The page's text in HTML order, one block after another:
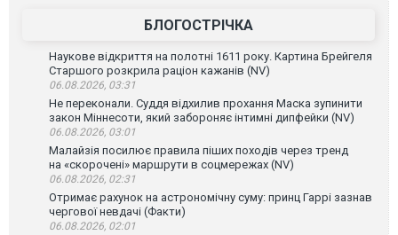
БЛОГОСТРІЧКА
Наукове відкриття на полотні 1611 року. Картина Брейгеля
Старшого розкрила раціон кажанів (NV)
06.08.2026, 03:31
Не переконали. Суддя відхилив прохання Маска зупинити
закон Міннесоти, який забороняє інтимні дипфейки (NV)
06.08.2026, 03:01
Малайзія посилює правила піших походів через тренд
на «скорочені» маршрути в соцмережах (NV)
06.08.2026, 02:31
Отримає рахунок на астрономічну суму: принц Гаррі зазнав
чергової невдачі (Факти)
06.08.2026, 02:01